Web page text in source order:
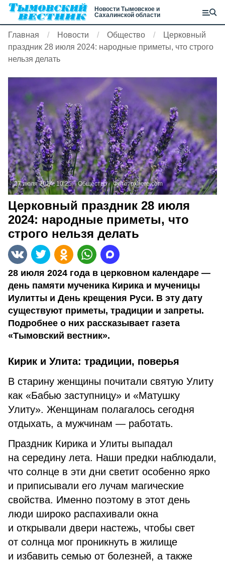
Новости Тымовское и
Сахалинской области
Главная Новости Общество
Церковный
праздник 28 июля 2024: народные приметы, что строго
нельзя делать
27 июля 2024, 10:25 Общество Фото:pxhere.com
Церковный праздник 28 июля
2024: народные приметы, что
строго нельзя делать
28 июля 2024 года в церковном календаре —
день памяти мученика Кирика и мученицы
Иулитты и День крещения Руси. В эту дату
существуют приметы, традиции и запреты.
Подробнее о них рассказывает газета
«Тымовский вестник».
Кирик и Улита: традиции, поверья
В старину женщины почитали святую Улиту
как «Бабью заступницу» и «Матушку
Улиту». Женщинам полагалось сегодня
отдыхать, а мужчинам — работать.
Праздник Кирика и Улиты выпадал
на середину лета. Наши предки наблюдали,
что солнце в эти дни светит особенно ярко
и приписывали его лучам магические
свойства. Именно поэтому в этот день
люди широко распахивали окна
и открывали двери настежь, чтобы свет
от солнца мог проникнуть в жилище
и избавить семью от болезней, а также